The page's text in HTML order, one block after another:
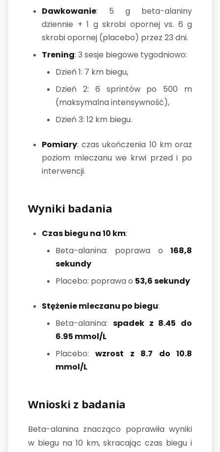
Dawkowanie: 5 g beta-alaniny
dziennie + 1 g skrobi opornej vs. 6 g
skrobi opornej (placebo) przez 23 dni.
Trening: 3 sesje biegowe tygodniowo:
Dzień 1: 7 km biegu,
Dzień 2: 6 sprintów po 500 m
(maksymalna intensywność),
Dzień 3: 12 km biegu.
Pomiary: czas ukończenia 10 km oraz
poziom mleczanu we krwi przed i po
interwencji.
Wyniki badania
Czas biegu na 10 km:
Beta-alanina: poprawa o 168,8
sekundy
Placebo: poprawa o 53,6 sekundy
Stężenie mleczanu po biegu:
Beta-alanina: spadek z 8.45 do
6.95 mmol/L
Placebo:wzrost z 8.7 do 10.8
mmol/L
Wnioski z badania
Beta-alanina znacząco poprawiła wyniki
w biegu na 10 km, skracając czas biegu i